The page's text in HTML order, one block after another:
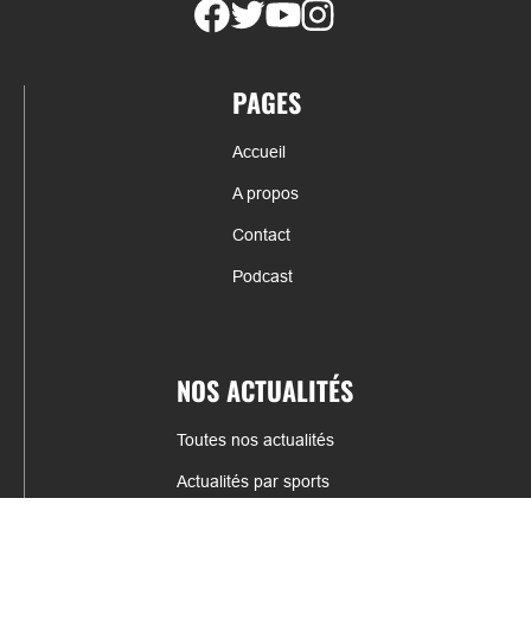
PAGES
Accueil
A propos
Contact
Podcast
NOS ACTUALITÉS
Toutes nos actualités
Actualités par sports